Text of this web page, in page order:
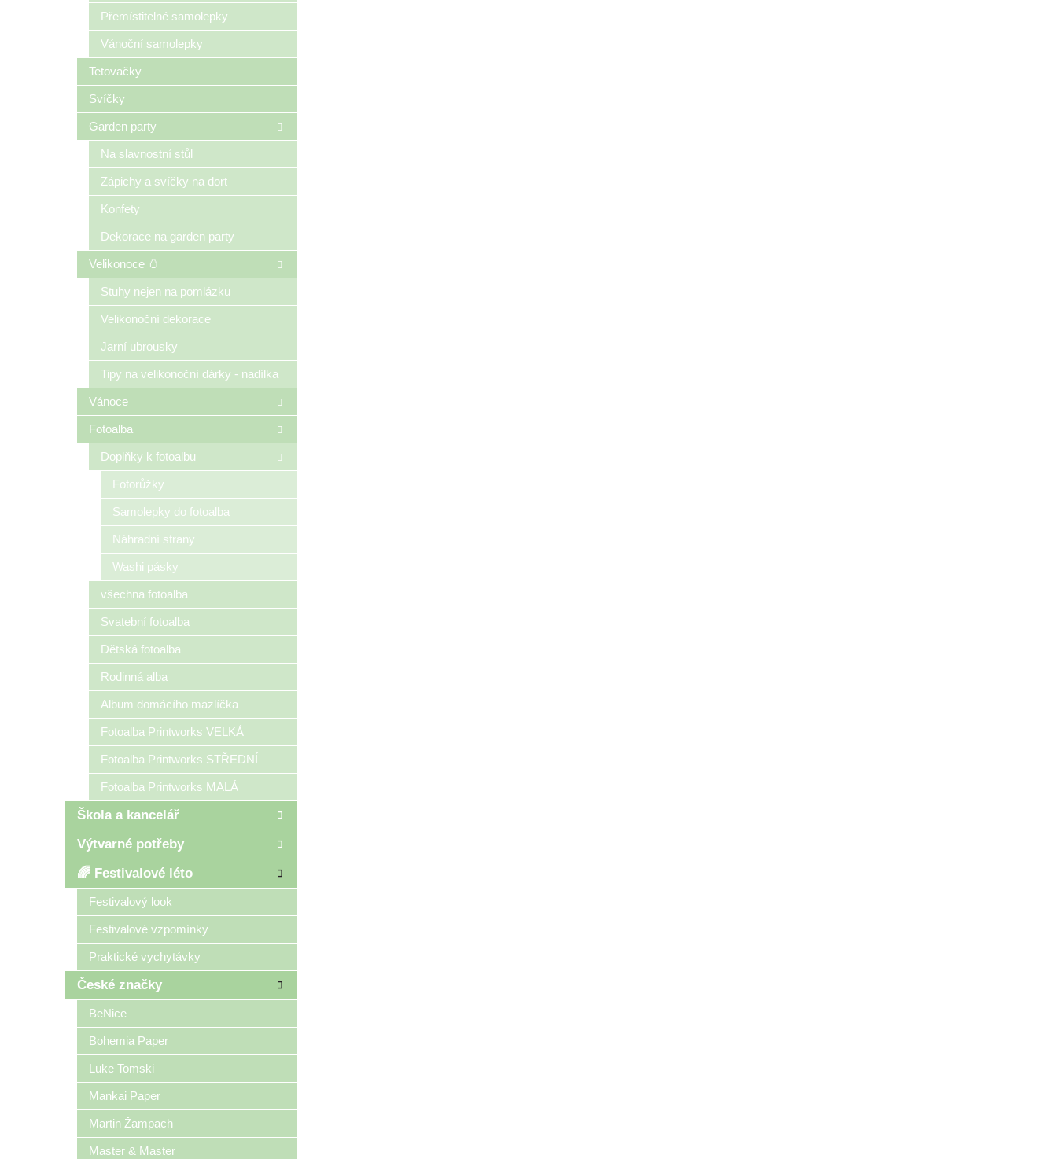
Přemístitelné samolepky
Vánoční samolepky
Tetovačky
Svíčky
Garden party
Na slavnostní stůl
Zápichy a svíčky na dort
Konfety
Dekorace na garden party
Velikonoce 🥚
Stuhy nejen na pomlázku
Velikonoční dekorace
Jarní ubrousky
Tipy na velikonoční dárky - nadílka
Vánoce
Fotoalba
Doplňky k fotoalbu
Fotorůžky
Samolepky do fotoalba
Náhradní strany
Washi pásky
všechna fotoalba
Svatební fotoalba
Dětská fotoalba
Rodinná alba
Album domácího mazlíčka
Fotoalba Printworks VELKÁ
Fotoalba Printworks STŘEDNÍ
Fotoalba Printworks MALÁ
Škola a kancelář
Výtvarné potřeby
🌈 Festivalové léto
Festivalový look
Festivalové vzpomínky
Praktické vychytávky
České značky
BeNice
Bohemia Paper
Luke Tomski
Mankai Paper
Martin Žampach
Master & Master